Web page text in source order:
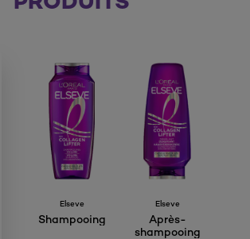
Elseve
Shampooing
Elseve
Après-
shampooing